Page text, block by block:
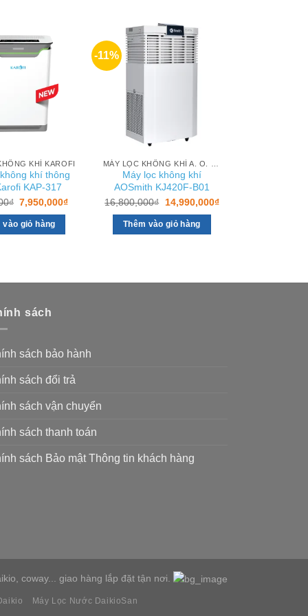
KHÍ KAROFI
khí thông
KAP-317
₫ Giá
gốc
là:
8,800,000₫.
7,950,000₫Giá
vào giỏ hàng
-11%
Máy lọc không khí
AOSmith KJ420F-B01
16,800,000₫
Giá
gốc
là:
16,800,000₫.
14,990,000₫Giá
Thêm vào giỏ hàng
sách
sách bảo hành
sách đổi trả
sách vận chuyển
sách thanh toán
sách Bảo mật Thông tin khách hàng
coway... giao hàng lắp đặt tận nơi.
Máy Lọc Nước DaikioSan